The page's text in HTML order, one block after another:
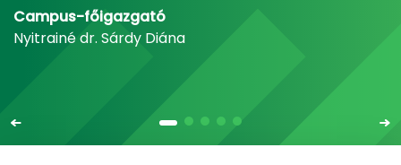
Campus-főigazgató
Nyitrainé dr. Sárdy Diána